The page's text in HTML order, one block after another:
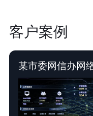
客户案例
某市委网信办网